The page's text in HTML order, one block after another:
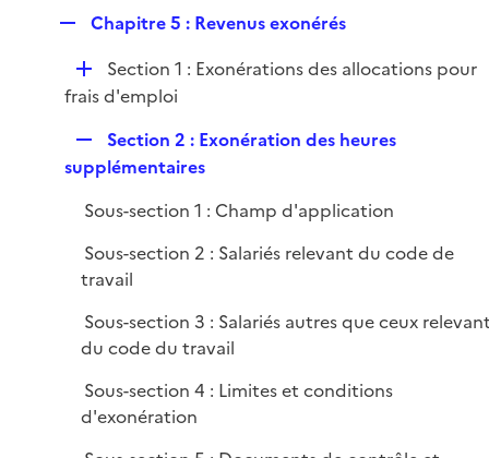
e
r
p
l
i
e
r
p
l
r
Chapitre 5 : Revenus exonérés
D
é
i
r
Section 1 : Exonérations des allocations pour
frais d'emploi
e
l
Section 2 : Exonération des heures
supplémentaires
Sous-section 1 : Champ d'application
Sous-section 2 : Salariés relevant du code de
travail
Sous-section 3 : Salariés autres que ceux
du code du travail
Sous-section 4 : Limites et conditions
d'exonération